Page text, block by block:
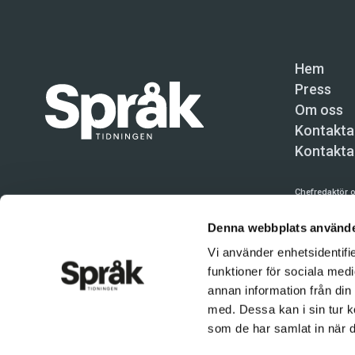
Denna webbplats
Vi använder
funktioner för sociala
annan information från
med. Dessa kan i sin tur
som de har samlat in när
Hem
Press
Om oss
Chefredaktör
Kundtjänst
Användning
tillåten.
©